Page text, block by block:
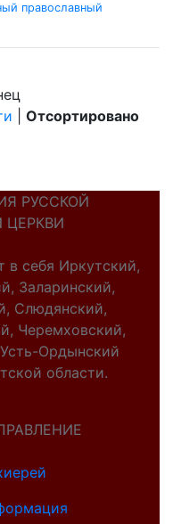
православный
Отсортировано
РУССКОЙ
ЦЕРКВИ
в себя Иркутский,
Заларинский,
Слюдянский,
Черемховский,
Ордынский
области.